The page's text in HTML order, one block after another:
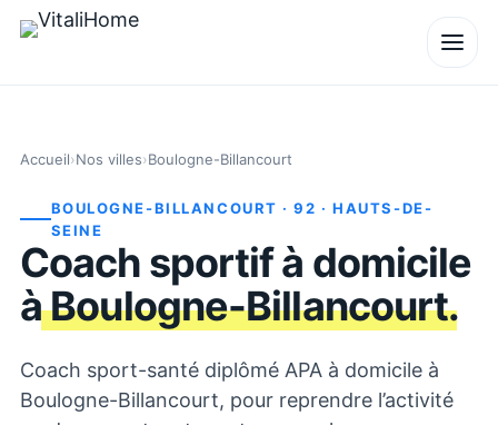
Accueil›Nos villes›Boulogne-Billancourt
BOULOGNE-BILLANCOURT · 92 · HAUTS-DE-
SEINE
Coach sportif à domicile
àBoulogne-Billancourt.
Coach sport-santé diplômé APA à domicile à
Boulogne-Billancourt, pour reprendre l’activité